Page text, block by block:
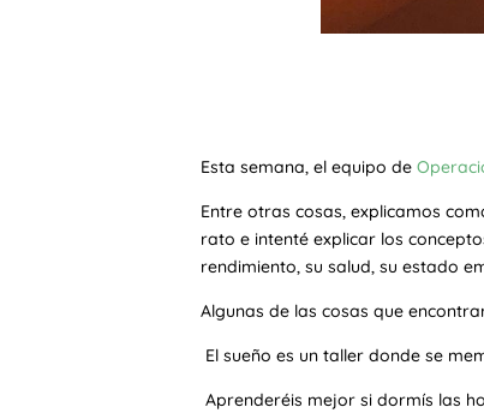
Esta semana, el equipo de
Entre otras cosas, explicamos
rato e intenté explicar los
rendimiento, su salud, su estado
Algunas de las cosas que
El sueño es un taller donde se
Aprenderéis mejor si dormís las